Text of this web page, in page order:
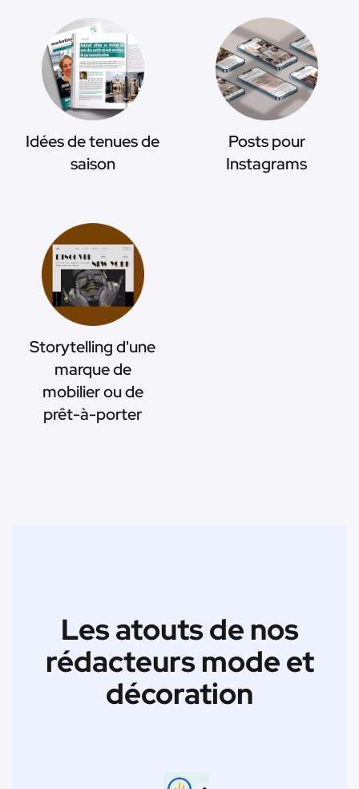
Idées de tenues de
saison
Posts pour
Instagrams
Storytelling d'une
marque de
mobilier ou de
prêt-à-porter
Les atouts de nos
rédacteurs mode et
décoration